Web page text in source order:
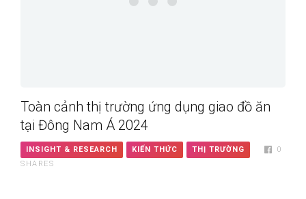
Toàn cảnh thị trường ứng dụng giao đồ ăn
tại Đông Nam Á 2024
INSIGHT & RESEARCH KIẾN THỨC THỊ TRƯỜNG
0
SHARES